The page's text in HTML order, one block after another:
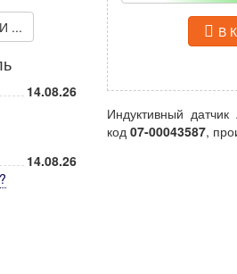
...
14.08.26
14.08.26
?
В
Индуктивный
код 07-00043587,